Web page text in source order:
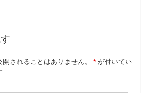
開されることはありません。 * が付いてい